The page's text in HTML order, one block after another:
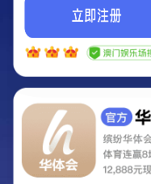
我们